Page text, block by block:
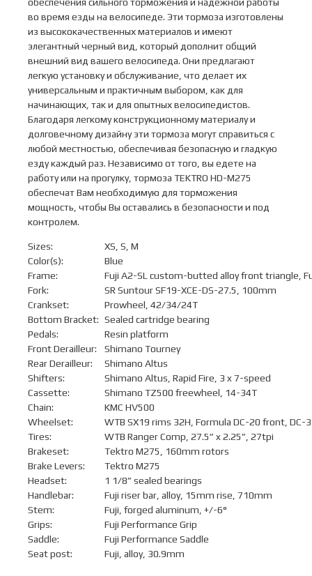
во время езды на велосипеде. Эти тормоза изготовлены
из высококачественных материалов и имеют
элегантный черный вид, который дополнит общий
внешний вид вашего велосипеда. Они предлагают
легкую установку и обслуживание, что делает их
универсальным и практичным выбором, как для
начинающих, так и для опытных велосипедистов.
Благодаря легкому конструкционному материалу и
долговечному дизайну эти тормоза могут справиться с
любой местностью, обеспечивая безопасную и гладкую
езду каждый раз. Независимо от того, вы едете на
работу или на прогулку, тормоза TEKTRO HD-M275
обеспечат Вам необходимую для торможения
мощность, чтобы Вы оставались в безопасности и под
контролем.
Sizes:
XS, S, M
Color(s):
Blue
Frame:
Fuji A2-SL custom-butted alloy front triangle,
Fork:
SR Suntour SF19-XCE-DS-27.5, 100mm
Crankset:
Prowheel, 42/34/24T
Bottom Bracket: Sealed cartridge bearing
Pedals:
Resin platform
Front Derailleur:
Shimano Tourney
Rear Derailleur:
Shimano Altus
Shifters:
Shimano Altus, Rapid Fire, 3 x 7-speed
Cassette:
Shimano TZ500 freewheel, 14-34T
Chain:
KMC HV500
Wheelset:
WTB SX19 rims 32H, Formula DC-20 front, DC-
Tires:
WTB Ranger Comp, 27.5” x 2.25”, 27tpi
Brakeset:
Tektro M275, 160mm rotors
Brake Levers:
Tektro M275
Headset:
1 1/8” sealed bearings
Handlebar:
Fuji riser bar, alloy, 15mm rise, 710mm
Stem:
Fuji, forged aluminum, +/-6°
Grips:
Fuji Performance Grip
Saddle:
Fuji Performance Saddle
Seat post:
Fuji, alloy, 30.9mm